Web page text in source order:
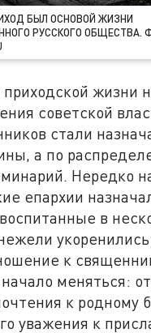
БЫЛ ОСНОВОЙ ЖИЗНИ
РУССКОГО ОБЩЕСТВА.
жизни
советской
стали
а по
Нередко
епархии
в
к
меняться:
к родному
уважения к